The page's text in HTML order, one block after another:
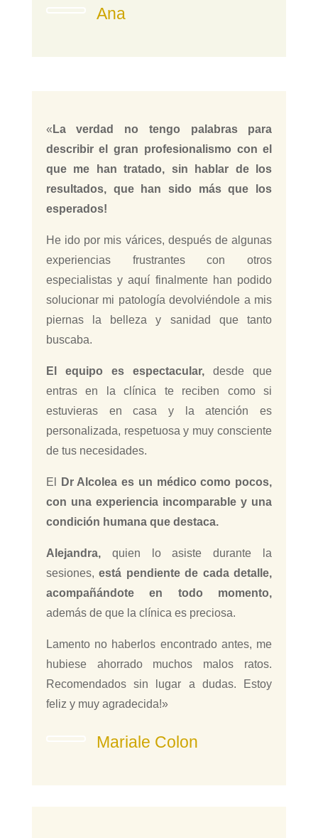
Ana
« La verdad no tengo palabras para
describir el gran profesionalismo con el
que me han tratado, sin hablar de los
resultados, que han sido más que los
esperados!
He ido por mis várices, después de algunas
experiencias frustrantes con otros
especialistas y aquí finalmente han podido
solucionar mi patología devolviéndole a mis
piernas la belleza y sanidad que tanto
buscaba.
El equipo es espectacular, desde que
entras en la clínica te reciben como si
estuvieras en casa y la atención es
personalizada, respetuosa y muy consciente
de tus necesidades.
El
Dr Alcolea es un médico como pocos,
con una experiencia incomparable y una
condición humana que destaca.
Alejandra,quien lo asiste durante la
sesiones,está pendiente de cada detalle,
acompañándote en todo momento,
además de que la clínica es preciosa.
Lamento no haberlos encontrado antes, me
hubiese ahorrado muchos malos ratos.
Recomendados sin lugar a dudas. Estoy
feliz y muy agradecida!»
Mariale Colon